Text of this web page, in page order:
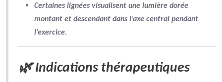
Certaines lignées visualisent une lumière dorée
montant et descendant dans l’axe central pendant
l’exercice.
🌿 Indications thérapeutiques